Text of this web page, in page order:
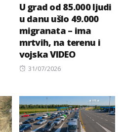
U grad od 85.000 ljudi
u danu ušlo 49.000
migranata – ima
mrtvih, na terenu i
vojska VIDEO
Posted
31/07/2026